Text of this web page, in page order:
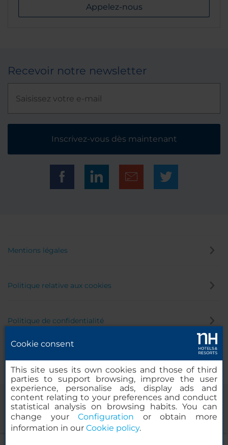
Appelez-nous
Recevoir notre newsletter
Inscrivez-vous dès maintenant
Mentions légales
Politique relative aux cookies
Politique de confidentialité
Cookie consent
This site uses its own cookies and those of third
parties to support browsing, improve the user
experience, personalise ads, display ads and
content relating to your preferences and conduct
statistical analysis on browsing habits. You can
change yourConfiguration or obtain more
information in our Cookie policy.